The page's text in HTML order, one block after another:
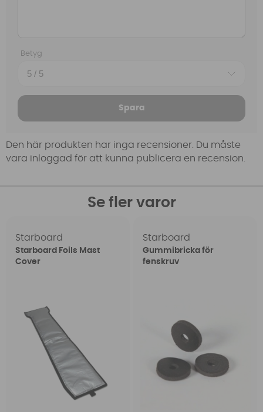
Betyg
Spara
Den här produkten har inga recensioner. Du måste
vara inloggad för att kunna publicera en recension.
Se fler varor
Starboard
Starboard Foils Mast
Cover
Starboard
Gummibricka för
fenskruv